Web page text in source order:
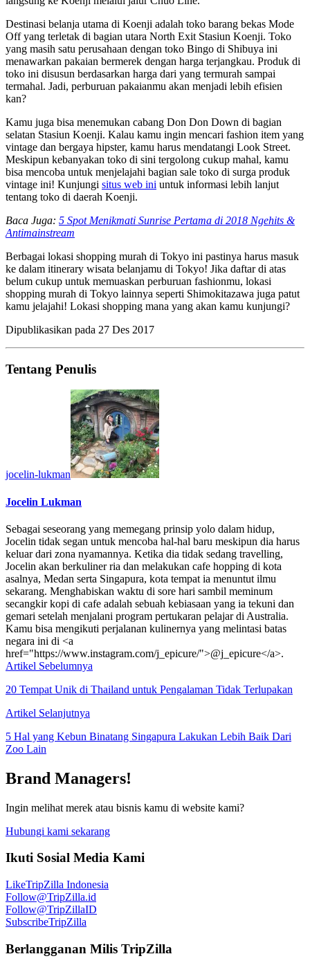
Destinasi belanja utama di Koenji adalah toko barang bekas Mode
Off yang terletak di bagian utara North Exit Stasiun Koenji. Toko
yang masih satu perusahaan dengan toko Bingo di Shibuya ini
menawarkan pakaian bermerek dengan harga terjangkau. Produk di
toko ini disusun berdasarkan harga dari yang termurah sampai
termahal. Jadi, perburuan pakaianmu akan menjadi lebih efisien
kan?
Kamu juga bisa menemukan cabang Don Don Down di bagian
selatan Stasiun Koenji. Kalau kamu ingin mencari fashion item yang
vintage dan bergaya hipster, kamu harus mendatangi Look Street.
Meskipun kebanyakan toko di sini tergolong cukup mahal, kamu
bisa mencoba untuk menjelajahi bagian sale toko di surga produk
vintage ini! Kunjungi situs web ini untuk informasi lebih lanjut
tentang toko di daerah Koenji.
Baca Juga: 5 Spot Menikmati Sunrise Pertama di 2018 Ngehits &
Antimainstream
Berbagai lokasi shopping murah di Tokyo ini pastinya harus masuk
ke dalam itinerary wisata belanjamu di Tokyo! Jika daftar di atas
belum cukup untuk memuaskan perburuan fashionmu, lokasi
shopping murah di Tokyo lainnya seperti Shimokitazawa juga patut
kamu jelajahi! Lokasi shopping mana yang akan kamu kunjungi?
Dipublikasikan pada 27 Des 2017
Tentang Penulis
jocelin-lukman
Jocelin Lukman
Sebagai seseorang yang memegang prinsip yolo dalam hidup,
Jocelin tidak segan untuk mencoba hal-hal baru meskipun dia harus
keluar dari zona nyamannya. Ketika dia tidak sedang travelling,
Jocelin akan berkuliner ria dan melakukan cafe hopping di kota
asalnya, Medan serta Singapura, kota tempat ia menuntut ilmu
sekarang. Menghabiskan waktu di sore hari sambil meminum
secangkir kopi di cafe adalah sebuah kebiasaan yang ia tekuni dan
gemari setelah menjalani program pertukaran pelajar di Australia.
Kamu bisa mengikuti perjalanan kulinernya yang melintasi batas
negara ini di <a
href="https://www.instagram.com/j_epicure/">@j_epicure</a>.
Artikel Sebelumnya
20 Tempat Unik di Thailand untuk Pengalaman Tidak Terlupakan
Artikel Selanjutnya
5 Hal yang Kebun Binatang Singapura Lakukan Lebih Baik Dari
Zoo Lain
Brand Managers!
Ingin melihat merek atau bisnis kamu di website kami?
Hubungi kami sekarang
Ikuti Sosial Media Kami
LikeTripZilla Indonesia
Follow@TripZilla.id
Follow@TripZillaID
SubscribeTripZilla
Berlangganan Milis TripZilla